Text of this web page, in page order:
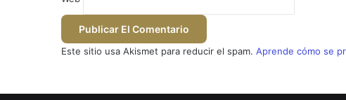
Este sitio usa Akismet para reducir el spam. Aprende cómo se